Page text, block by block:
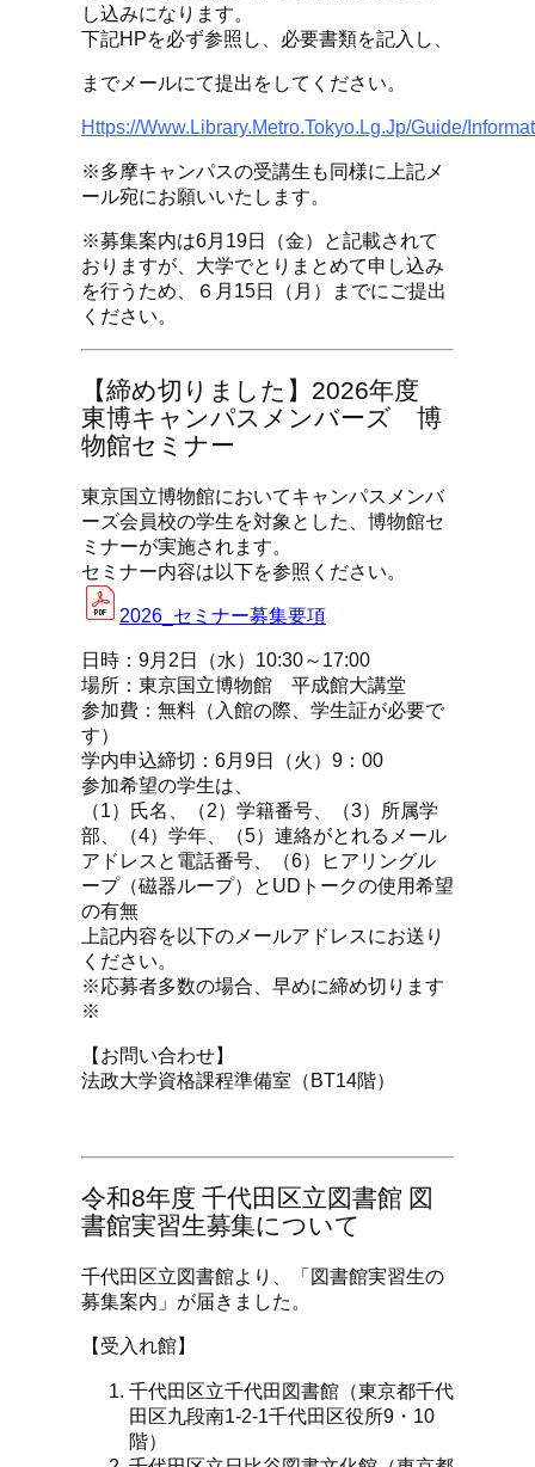
し込みになります。
下記HPを必ず参照し、必要書類を記入し、
までメールにて提出をしてください。
Https://www.library.metro.tokyo.lg.jp/guide/
※多摩キャンパスの受講生も同様に上記メ
ール宛にお願いいたします。
※募集案内は6月19日（金）と記載されて
おりますが、大学でとりまとめて申し込み
を行うため、６月15日（月）までにご提出
ください。
【締め切りました】2026年度
東博キャンパスメンバーズ 博
物館セミナー
東京国立博物館においてキャンパスメンバ
ーズ会員校の学生を対象とした、博物館セ
ミナーが実施されます。
セミナー内容は以下を参照ください。
2026_セミナー募集要項
日時：9月2日（水）10:30～17:00
場所：東京国立博物館 平成館大講堂
参加費：無料（入館の際、学生証が必要で
す）
学内申込締切：6月9日（火）9：00
参加希望の学生は、
（1）氏名、（2）学籍番号、（3）所属学
部、（4）学年、（5）連絡がとれるメール
アドレスと電話番号、（6）ヒアリングル
ープ（磁器ループ）とUDトークの使用希望
の有無
上記内容を以下のメールアドレスにお送り
ください。
※応募者多数の場合、早めに締め切ります
※
【お問い合わせ】
法政大学資格課程準備室（BT14階）
令和8年度 千代田区立図書館 図
書館実習生募集について
千代田区立図書館より、「図書館実習生の
募集案内」が届きました。
【受入れ館】
千代田区立千代田図書館（東京都千代
田区九段南1-2-1千代田区役所9・10
階）